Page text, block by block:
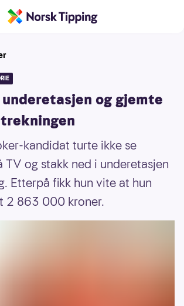
og gjemte
kandidat turte ikke se
TV og stakk ned i underetasjen
Etterpå fikk hun vite at hun
2 863 000 kroner.